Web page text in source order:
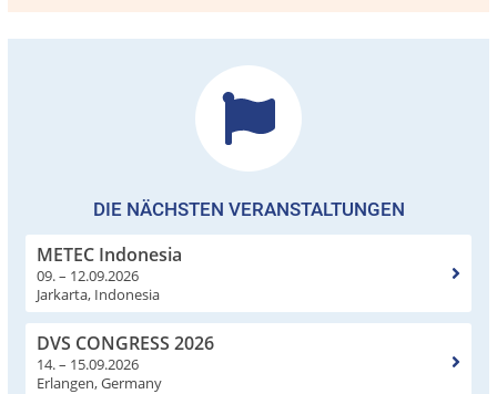
DIE NÄCHSTEN VERANSTALTUNGEN
METEC Indonesia
09. – 12.09.2026
Jarkarta, Indonesia
DVS CONGRESS 2026
14. – 15.09.2026
Erlangen, Germany